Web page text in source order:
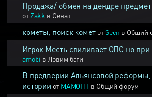
Продажа/ обмен на дендре
от Zakk в Сенат
кометы, поиск комет отSeen в Общий
Игрок Месть спиливает ОПС но
amobi в Ловим баги
В предверии Альянсовой реформы,
истории от MAMOHT в Общий форум